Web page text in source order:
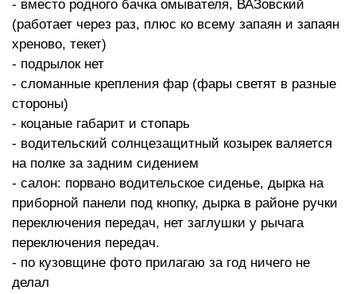
- вместо родного бачка омывателя, ВАЗовский
(работает через раз, плюс ко всему запаян и запаян
хреново, текет)
- подрылок нет
- сломанные крепления фар (фары светят в разные
стороны)
- коцаные габарит и стопарь
- водительский солнцезащитный козырек валяется
на полке за задним сидением
- салон: порвано водительское сиденье, дырка на
приборной панели под кнопку, дырка в районе ручки
переключения передач, нет заглушки у рычага
переключения передач.
- по кузовщине фото прилагаю за год ничего не
делал